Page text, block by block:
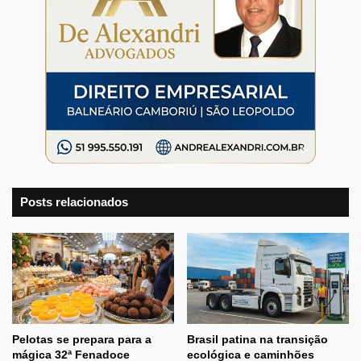
Posts relacionados
Pelotas se prepara para a
mágica 32ª Fenadoce
Brasil patina na transição
ecológica e caminhões